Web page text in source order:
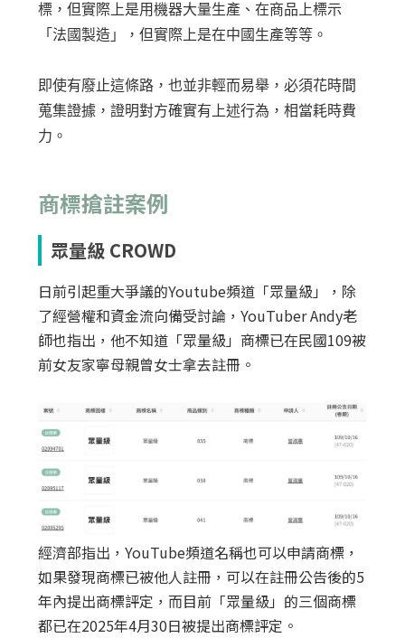
標，但實際上是用機器大量生產、在商品上標示
「法國製造」，但實際上是在中國生產等等。
即使有廢止這條路，也並非輕而易舉，必須花時間
蒐集證據，證明對方確實有上述行為，相當耗時費
力。
商標搶註案例
眾量級 CROWD
日前引起重大爭議的Youtube頻道「眾量級」，除
了經營權和資金流向備受討論，YouTuber Andy老
師也指出，他不知道「眾量級」商標已在民國109被
前女友家寧母親曾女士拿去註冊。
經濟部指出，YouTube頻道名稱也可以申請商標，
如果發現商標已被他人註冊，可以在註冊公告後的5
年內提出商標評定，而目前「眾量級」的三個商標
都已在2025年4月30日被提出商標評定。